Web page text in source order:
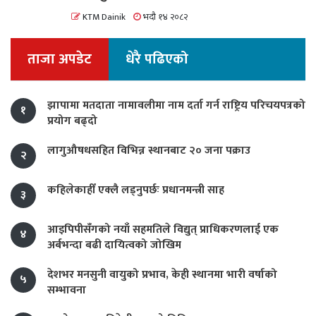
KTM Dainik भदौ १४ २०८२
ताजा अपडेट धेरै पढिएको
१
झापामा मतदाता नामावलीमा नाम दर्ता गर्न राष्ट्रिय परिचयपत्रको
प्रयोग बढ्दो
२
लागुऔषधसहित विभिन्न स्थानबाट २० जना पक्राउ
३ कहिलेकाहीँ एक्लै लड्नुपर्छः प्रधानमन्त्री साह
४
आइपिपीसँगको नयाँ सहमतिले विद्युत् प्राधिकरणलाई एक
अर्बभन्दा बढी दायित्वको जोखिम
५
देशभर मनसुनी वायुको प्रभाव, केही स्थानमा भारी वर्षाको
सम्भावना